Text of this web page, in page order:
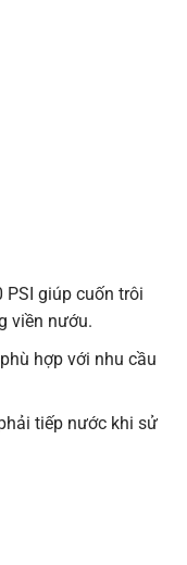
giúp cuốn trôi
viền nướu.
hợp với nhu cầu
tiếp nước khi sử